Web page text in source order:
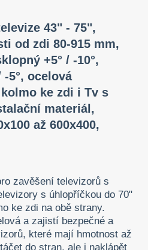
43" - 75",
od zdi 80-915 mm,
+5° / -10°,
-5°, ocelová
ke zdi i Tv s
materiál,
až 600x400,
zavěšení televizorů s
s úhlopříčkou do 70"
ke zdi na obě strany.
a zajistí bezpečné a
které mají hmotnost až
do stran, ale i naklápět